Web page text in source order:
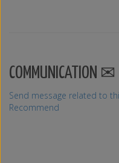
COMMUNICATION
Send message related to
Recommend